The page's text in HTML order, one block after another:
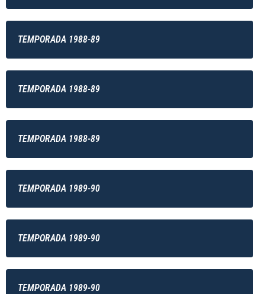
TEMPORADA 1988-89
TEMPORADA 1988-89
TEMPORADA 1988-89
TEMPORADA 1989-90
TEMPORADA 1989-90
TEMPORADA 1989-90